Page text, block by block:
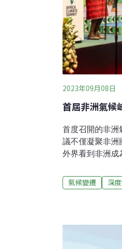
2023年09月08日
首屆非洲氣候
首度召開的非洲
議不僅凝聚非洲
外界看到非洲成
稅，改革世界金
合大公國、德國
洲二氧化碳排放
氣候變遷 深